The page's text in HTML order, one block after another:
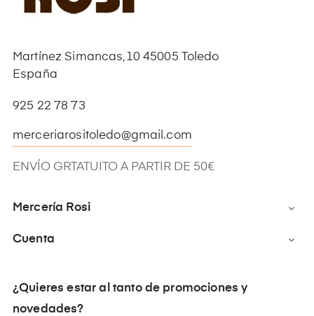
Martínez Simancas,10 45005 Toledo
España
925 22 78 73
merceriarositoledo@gmail.com
ENVÍO GRTATUITO A PARTIR DE 50€
Mercería Rosi 
Cuenta 
¿Quieres estar al tanto de promociones y
novedades?